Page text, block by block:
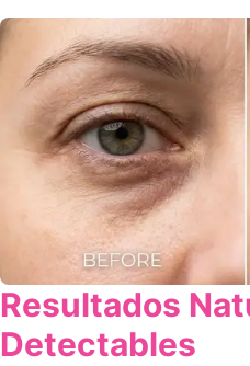
Resultados
Detectables